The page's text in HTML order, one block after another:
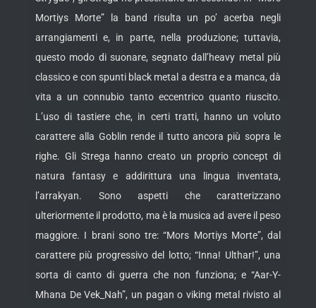
Mortiys Morte” la band risulta un po’ acerba negli
arrangiamenti e, in parte, nella produzione; tuttavia,
questo modo di suonare, segnato dall’heavy metal più
classico e con spunti black metal a destra e a manca, dà
vita a un connubio tanto eccentrico quanto riuscito.
L’uso di tastiere che, in certi tratti, hanno un voluto
carattere alla Goblin rende il tutto ancora più sopra le
righe. Gli Strega hanno creato un proprio concept di
natura fantasy e addirittura una lingua inventata,
l’arrakyan. Sono aspetti che caratterizzano
ulteriormente il prodotto, ma è la musica ad avere il peso
maggiore. I brani sono tre: “Mors Mortiys Morte”, dal
carattere più progressivo del lotto; “Inna! Ulthar!”, una
sorta di canto di guerra che non funziona; e “Aar-Y-
Mhana De Vek_Nah”, un pagan o viking metal rivisto al